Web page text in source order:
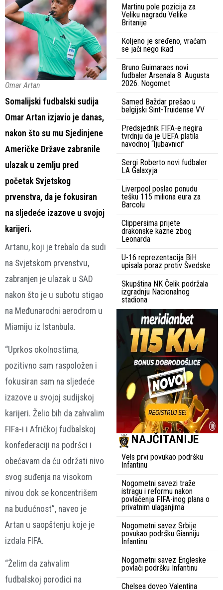
Omar Artan
Somalijski fudbalski sudija
Omar Artan izjavio je danas,
nakon što su mu Sjedinjene
Američke Države zabranile
ulazak u zemlju pred
početak Svjetskog
prvenstva, da je fokusiran
na sljedeće izazove u svojoj
karijeri.
Artanu, koji je trebalo da sudi
na Svjetskom prvenstvu,
zabranjen je ulazak u SAD
nakon što je u subotu stigao
na Međunarodni aerodrom u
Miamiju iz Istanbula.
“Uprkos okolnostima,
pozitivno sam raspoložen i
fokusiran sam na sljedeće
izazove u svojoj sudijskoj
karijeri. Želio bih da zahvalim
FIFa-i i Afričkoj fudbalskoj
konfederaciji na podršci i
obećavam da ću održati nivo
svog suđenja na visokom
nivou dok se koncentrišem
na budućnost”, naveo je
Artan u saopštenju koje je
izdala FIFA.
“Želim da zahvalim
fudbalskoj porodici na
Martinu pole pozicija za
Veliku nagradu Velike
Britanije
Koljeno je sređeno, vraćam
se jači nego ikad
Bruno Guimaraes novi
fudbaler Arsenala 8. Augusta
2026. Nogomet
Samed Baždar prešao u
belgijski Sint-Truidense VV
Predsjednik FIFA-e negira
tvrdnju da je UEFA platila
navodnoj “ljubavnici”
Sergi Roberto novi fudbaler
LA Galaxyja
Liverpool poslao ponudu
tešku 115 miliona eura za
Barcolu
Clippersima prijete
drakonske kazne zbog
Leonarda
U-16 reprezentacija BiH
upisala poraz protiv Švedske
Skupština NK Čelik podržala
izgradnju Nacionalnog
stadiona
NAJČITANIJE
Vels prvi povukao podršku
Infantinu
Nogometni savezi traže
istragu i reformu nakon
povlačenja FIFA-inog plana o
privatnim ulaganjima
Nogometni savez Srbije
povukao podršku Gianniju
Infantinu
Nogometni savez Engleske
povlači podršku Infantinu
Chelsea doveo Valentina